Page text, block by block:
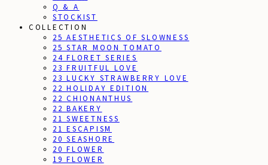
Q & A
STOCKIST
COLLECTION
25 AESTHETICS OF SLOWNESS
25 STAR MOON TOMATO
24 FLORET SERIES
23 FRUITFUL LOVE
23 LUCKY STRAWBERRY LOVE
22 HOLIDAY EDITION
22 CHIONANTHUS
22 BAKERY
21 SWEETNESS
21 ESCAPISM
20 SEASHORE
20 FLOWER
19 FLOWER